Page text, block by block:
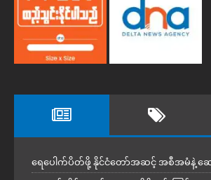
ရေပေါက်ပိတ်ဖို့ နိုင်ငံတော်အဆင့် အစီအမံနဲ့ ဆ